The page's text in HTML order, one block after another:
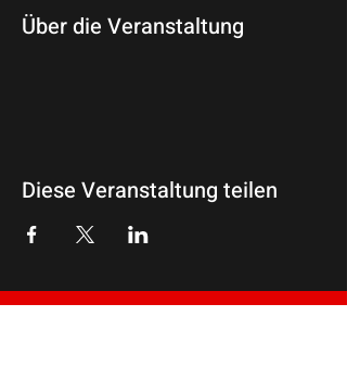
Über die Veranstaltung
Diese Veranstaltung teilen